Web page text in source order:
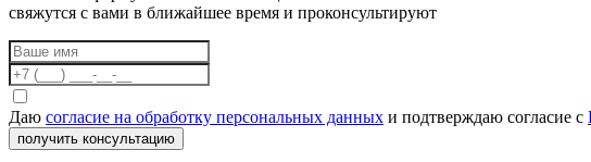
свяжутся с вами в ближайшее время и проконсультируют
Даю согласие на обработку персональных данных и подтверждаю согласие с
получить консультацию